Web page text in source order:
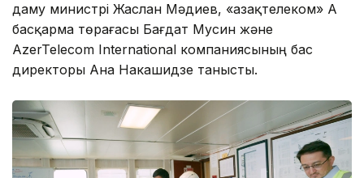
даму министрі Жаслан Мәдиев, «Қазақтелеком» АҚ
басқарма төрағасы Бағдат Мусин және
AzerTelecom International компаниясының бас
директоры Ана Накашидзе танысты.